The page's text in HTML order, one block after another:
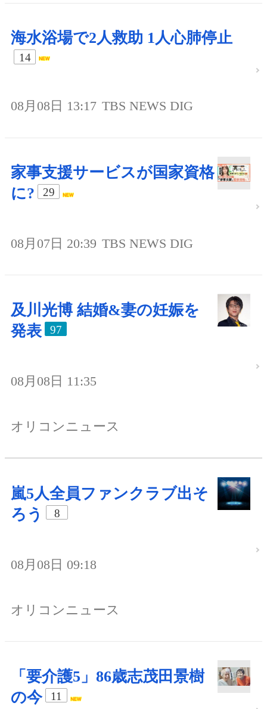
海水浴場で2人救助 1人心肺停止
14
08月08日 13:17 TBS NEWS DIG
家事支援サービスが国家資格
に?
29
08月07日 20:39 TBS NEWS DIG
及川光博 結婚&妻の妊娠を
発表
97
08月08日 11:35
オリコンニュース
嵐5人全員ファンクラブ出そ
ろう
8
08月08日 09:18
オリコンニュース
「要介護5」86歳志茂田景樹
の今
11